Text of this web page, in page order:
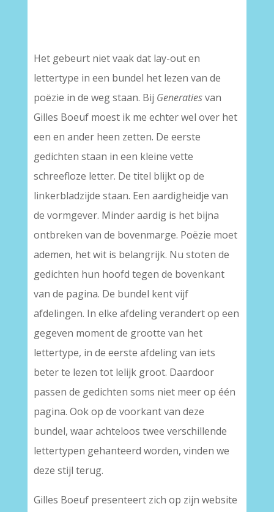
Het gebeurt niet vaak dat lay-out en
lettertype in een bundel het lezen van de
poëzie in de weg staan. Bij Generatiesvan
Gilles Boeuf moest ik me echter wel over het
een en ander heen zetten. De eerste
gedichten staan in een kleine vette
schreefloze letter. De titel blijkt op de
linkerbladzijde staan. Een aardigheidje van
de vormgever. Minder aardig is het bijna
ontbreken van de bovenmarge. Poëzie moet
ademen, het wit is belangrijk. Nu stoten de
gedichten hun hoofd tegen de bovenkant
van de pagina. De bundel kent vijf
afdelingen. In elke afdeling verandert op een
gegeven moment de grootte van het
lettertype, in de eerste afdeling van iets
beter te lezen tot lelijk groot. Daardoor
passen de gedichten soms niet meer op één
pagina. Ook op de voorkant van deze
bundel, waar achteloos twee verschillende
lettertypen gehanteerd worden, vinden we
deze stijl terug.
Gilles Boeuf presenteert zich op zijn website